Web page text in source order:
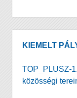
KIEMELT
TOP_PLUSZ-
közösségi